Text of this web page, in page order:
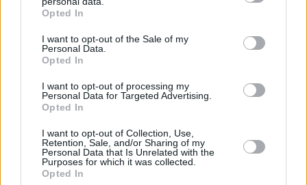
grant or deny consent to Google and its third-party tags to
use your data for below specified purposes in below Google
consent section.
Opted In
I want to opt-out of the Sale of my
Personal Data.
Opted In
I want to opt-out of processing my
Personal Data for Targeted Advertising.
Opted In
I want to opt-out of Collection, Use,
Retention, Sale, and/or Sharing of my
Personal Data that Is Unrelated with the
Purposes for which it was collected.
Opted In
εσύ. Μια και βουλευτής δύσκολο να εκλεγεί με το
προσπαθεί να γίνει πρόεδρος ώστε για άλλα 4 χρόνια
να τρώει και να πίνει στην υγεία των κορόιδων
τη χάρη σας. Αλήθεια το χρέος του ΠΑΣΟΚ στις
τράπεζες πως πάει; Πόσο είναι σήμερα; Το πληρώνει
ΑΠΑΝΤΗΣΗ
Είναι δυνατόν ;;;;